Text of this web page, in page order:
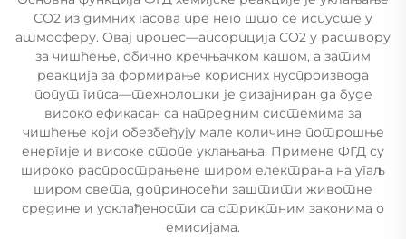
СО2 из димних гасова пре него што се испусте у
атмосферу. Овај процес—апсорпција СО2 у раствору
за чишћење, обично кречњачком кашом, а затим
реакција за формирање корисних нуспроизвода
попут гипса—технолошки је дизајниран да буде
високо ефикасан са напредним системима за
чишћење који обезбеђују мале количине потрошње
енергије и високе стопе уклањања. Примене ФГД су
широко распрострањене широм електрана на угаљ
широм света, доприносећи заштити животне
средине и усклађености са стриктним законима о
емисијама.